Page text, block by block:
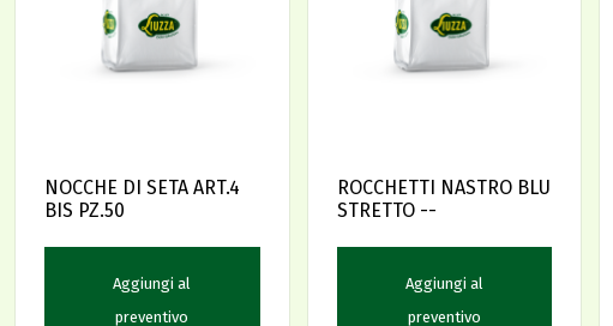
NOCCHE DI SETA ART.4
BIS PZ.50
Aggiungi al
preventivo
ROCCHETTI NASTRO BLU
STRETTO --
Aggiungi al
preventivo